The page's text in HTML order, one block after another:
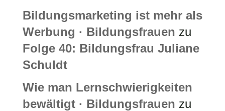
Bildungsmarketing ist mehr als
Werbung · Bildungsfrauen zu
Folge 40: Bildungsfrau Juliane
Schuldt
Wie man Lernschwierigkeiten
bewältigt · Bildungsfrauen zu